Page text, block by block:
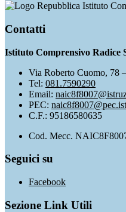
Istituto
Contatti
Istituto Comprensivo Radice
Via Roberto Cuomo, 78
Tel: 081.7590290
Email:
PEC:
C.F.: 95186580635
Cod. Mecc.
Seguici su
Facebook
Sezione Link Utili